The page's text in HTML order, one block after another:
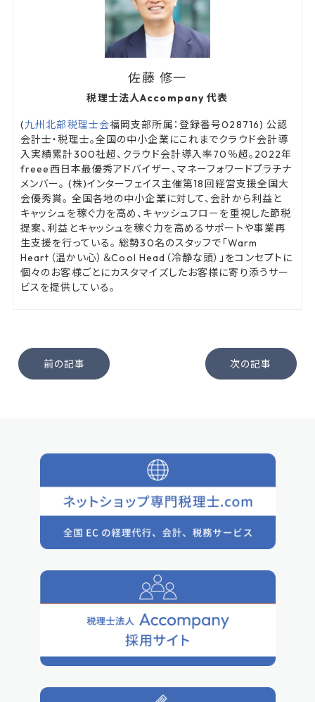
佐藤 修一
税理士法人Accompany 代表
(九州北部税理士会福岡支部所属：登録番号028716) 公認
会計士・税理士。全国の中小企業にこれまでクラウド会計導
入実績累計300社超、クラウド会計導入率70％超。2022年
freee西日本最優秀アドバイザー、マネーフォワードプラチナ
メンバー。 (株)インターフェイス主催第18回経営支援全国大
会優秀賞。 全国各地の中小企業に対して、会計から利益と
キャッシュを稼ぐ力を高め、キャッシュフローを重視した節税
提案、利益とキャッシュを稼ぐ力を高めるサポートや事業再
生支援を行っている。 総勢30名のスタッフで「Warm
Heart（温かい心）＆Cool Head（冷静な頭）」をコンセプトに
個々のお客様ごとにカスタマイズしたお客様に寄り添うサー
ビスを提供している。
前の記事 次の記事